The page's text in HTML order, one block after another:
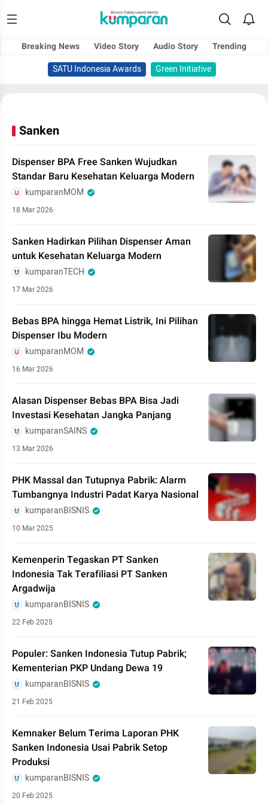
Breaking News Video Story Audio Story
Trending
SATU Indonesia Awards
Green Initiative
Sanken
Dispenser BPA Free Sanken Wujudkan
Standar Baru Kesehatan Keluarga Modern
kumparanMOM
18 Mar 2026
Sanken Hadirkan Pilihan Dispenser Aman
untuk Kesehatan Keluarga Modern
kumparanTECH
17 Mar 2026
Bebas BPA hingga Hemat Listrik, Ini Pilihan
Dispenser Ibu Modern
kumparanMOM
16 Mar 2026
Alasan Dispenser Bebas BPA Bisa Jadi
Investasi Kesehatan Jangka Panjang
kumparanSAINS
13 Mar 2026
PHK Massal dan Tutupnya Pabrik: Alarm
Tumbangnya Industri Padat Karya Nasional
kumparanBISNIS
10 Mar 2025
Kemenperin Tegaskan PT Sanken
Indonesia Tak Terafiliasi PT Sanken
Argadwija
kumparanBISNIS
22 Feb 2025
Populer: Sanken Indonesia Tutup Pabrik;
Kementerian PKP Undang Dewa 19
kumparanBISNIS
21 Feb 2025
Kemnaker Belum Terima Laporan PHK
Sanken Indonesia Usai Pabrik Setop
Produksi
kumparanBISNIS
20 Feb 2025